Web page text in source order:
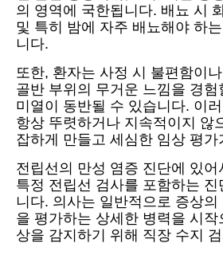
의 영역에 국한됩니다. 배뇨 시
및 특히 밤에 자주 배뇨해야 하
니다.
또한, 환자는 사정 시 불편함이
골반 부위의 무거운 느낌을 경
미열이 동반될 수 있습니다. 이
항상 뚜렷하거나 지속적이지 않
잡하게 만들고 세심한 임상 평가
전립선의 만성 염증 진단에 있
특정 전립선 검사를 포함하는 진
니다. 의사는 일반적으로 증상
을 평가하는 상세한 병력을 시작
상을 감지하기 위해 직장 수지